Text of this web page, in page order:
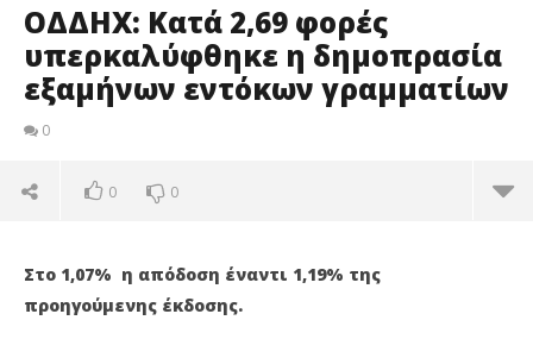
ΟΔΔΗΧ: Κατά 2,69 φορές
υπερκαλύφθηκε η δημοπρασία
εξαμήνων εντόκων γραμματίων
0
0 0
Στο 1,07% η απόδοση έναντι 1,19% της
προηγούμενης έκδοσης.